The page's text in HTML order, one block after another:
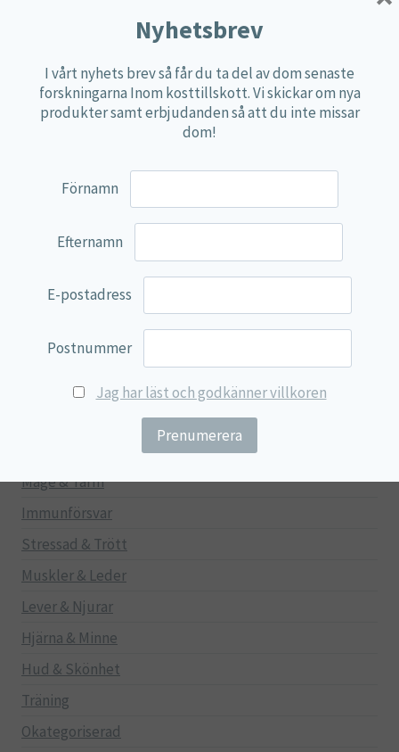
Övriga kosttillskott
100% Natural
Reviva Nutrition
Svenska Örtmedicinska Institutet
Green Trade
Mage & Tarm
Immunförsvar
Stressad & Trött
Muskler & Leder
Lever & Njurar
Hjärna & Minne
Hud & Skönhet
Träning
Okategoriserad
Nyhetsbrev
I vårt nyhets brev så får du ta del av dom senaste
forskningarna Inom kosttillskott. Vi skickar om nya
produkter samt erbjudanden så att du inte missar
dom!
Förnamn
Efternamn
E-postadress
Postnummer
Jag har läst och godkänner villkoren